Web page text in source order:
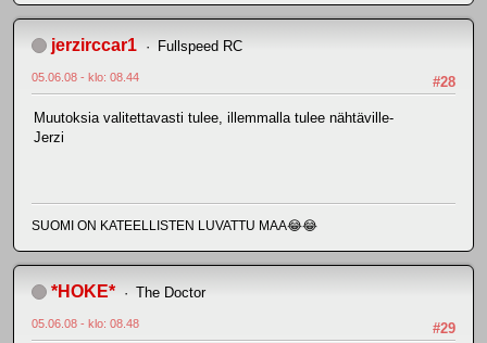
jerzirccar1 Fullspeed RC
#28
05.06.08 - klo: 08.44
Muutoksia valitettavasti tulee, illemmalla tulee nähtäville-
Jerzi
SUOMI ON KATEELLISTEN LUVATTU MAA😂😂
*HOKE* The Doctor
#29
05.06.08 - klo: 08.48